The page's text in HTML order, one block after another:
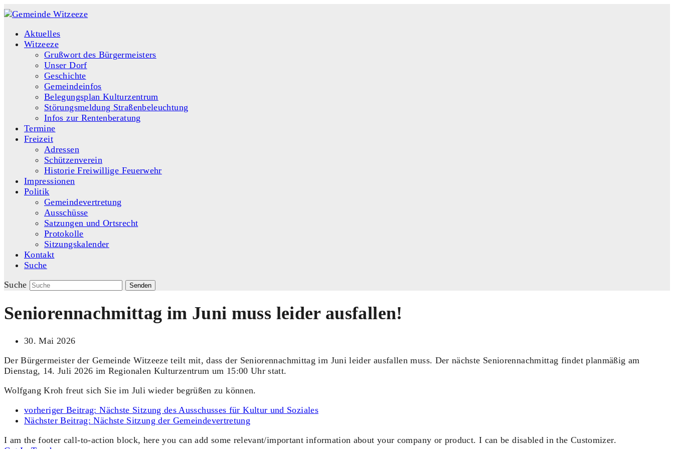
Aktuelles
Witzeeze
Grußwort des Bürgermeisters
Unser Dorf
Geschichte
Gemeindeinfos
Belegungsplan Kulturzentrum
Störungsmeldung Straßenbeleuchtung
Infos zur Rentenberatung
Termine
Freizeit
Adressen
Schützenverein
Historie Freiwillige Feuerwehr
Impressionen
Politik
Gemeindevertretung
Ausschüsse
Satzungen und Ortsrecht
Protokolle
Sitzungskalender
Kontakt
Suche
Suche
Senden
Seniorennachmittag im Juni muss leider ausfallen!
30. Mai 2026
Der Bürgermeister der Gemeinde Witzeeze teilt mit, dass der Seniorennachmittag im Juni leider ausfallen muss. Der nächste Seniorennachmittag findet planmäßig am
Dienstag, 14. Juli 2026 im Regionalen Kulturzentrum um 15:00 Uhr statt.
Wolfgang Kroh freut sich Sie im Juli wieder begrüßen zu können.
vorheriger Beitrag:Nächste Sitzung des Ausschusses für Kultur und Soziales
Nächster Beitrag:Nächste Sitzung der Gemeindevertretung
I am the footer call-to-action block, here you can add some relevant/important information about your company or product. I can be disabled in the Customizer.